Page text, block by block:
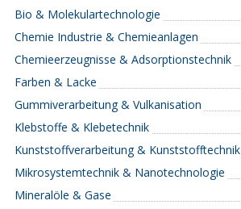
Bio & Molekulartechnologie
Chemie Industrie & Chemieanlagen
Chemieerzeugnisse & Adsorptionstechnik
Farben & Lacke
Gummiverarbeitung & Vulkanisation
Klebstoffe & Klebetechnik
Kunststoffverarbeitung & Kunststofftechnik
Mikrosystemtechnik & Nanotechnologie
Mineralöle & Gase